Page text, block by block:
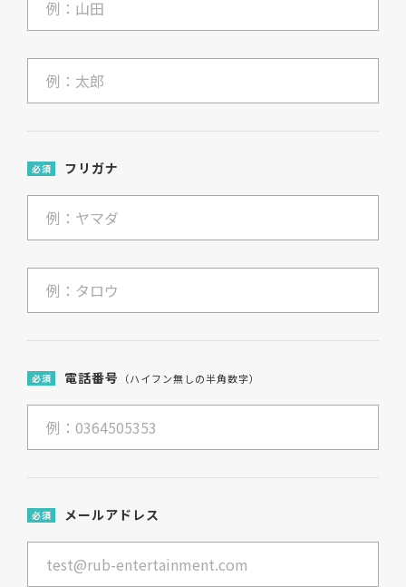
必須 フリガナ
必須 電話番号 （ハイフン無しの半角数字）
必須 メールアドレス